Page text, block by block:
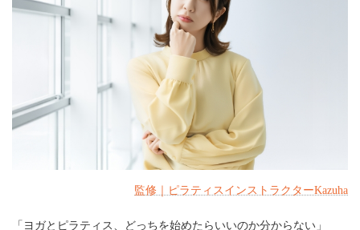
監修｜ピラティスインストラクターKazuha
「ヨガとピラティス、どっちを始めたらいいのか分からない」